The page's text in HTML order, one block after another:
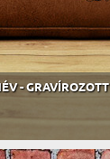
- GRAVÍROZOTT